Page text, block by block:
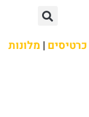
כרטיסים | מלונות